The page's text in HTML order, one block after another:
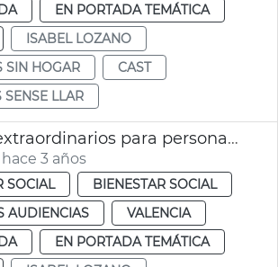
EN PORTADA TEMÁTICA
ISABEL LOZANO
SIN HOGAR
CAST
SENSE LLAR
Recursos extraordinarios para personas sin hogar
3 años
SOCIAL
BIENESTAR SOCIAL
AUDIENCIAS
VALENCIA
EN PORTADA TEMÁTICA